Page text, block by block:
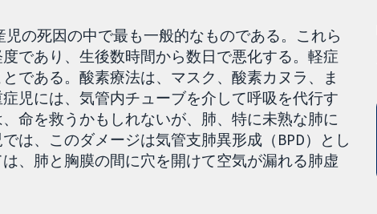
の死因の中で最も一般的なものである。これら
であり、生後数時間から数日で悪化する。軽症
である。酸素療法は、マスク、酸素カヌラ、ま
児には、気管内チューブを介して呼吸を代行す
命を救うかもしれないが、肺、特に未熟な肺に
は、このダメージは気管支肺異形成（BPD）とし
、肺と胸膜の間に穴を開けて空気が漏れる肺虚